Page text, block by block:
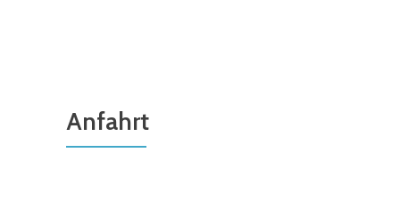
Anfahrt